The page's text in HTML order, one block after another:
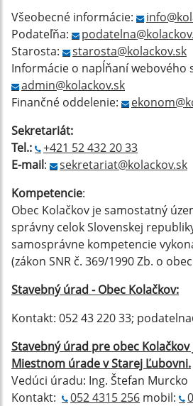
Všeobecné informácie:
Podateľňa:
Starosta:
starosta@kolackov.sk
Informácie o napĺňaní webového
admin@kolackov.sk
Finančné oddelenie:
Sekretariát:
Tel.:
+421 52 432 20 33
E-mail:
sekretariat@kolackov.sk
Kompetencie:
Obec Kolačkov je samostatný
správny celok Slovenskej
samosprávne kompetencie
(zákon SNR č. 369/1990 Zb. o
Stavebný úrad - Obec Kolačkov:
Kontakt: 052 43 220 33;
Stavebný úrad pre obec
Miestnom úrade v Starej Ľubovni.
Vedúci úradu: Ing. Štefan Murcko
Kontakt:
052 4315 256 mobil: